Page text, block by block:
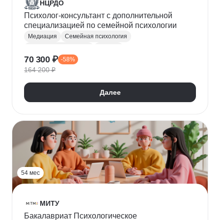
НЦРДО
Психолог-консультант с дополнительной
специализацией по семейной психологии
Медиация
Семейная психология
Психология отношений
Клиническая психология
Конфликтология
Общая психология
Возрастная психология
Социальная психология
Психология личности
70 300 ₽ -58%
164 200 ₽
Далее
54 мес
МИТУ
Бакалавриат Психологическое